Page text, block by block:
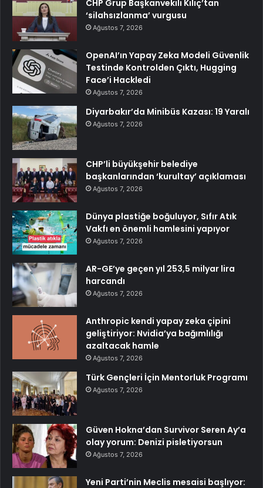
CHP Grup Başkanvekili Kılıç’tan
‘silahsızlanma’ vurgusu
Ağustos 7, 2026
OpenAI’ın Yapay Zeka Modeli Güvenlik
Testinde Kontrolden Çıktı, Hugging
Face’i Hackledi
Ağustos 7, 2026
Diyarbakır’da Minibüs Kazası: 19 Yaralı
Ağustos 7, 2026
CHP’li büyükşehir belediye
başkanlarından ‘kurultay’ açıklaması
Ağustos 7, 2026
Dünya plastiğe boğuluyor, Sıfır Atık
Vakfı en önemli hamlesini yapıyor
Ağustos 7, 2026
AR-GE’ye geçen yıl 253,5 milyar lira
harcandı
Ağustos 7, 2026
Anthropic kendi yapay zeka çipini
geliştiriyor: Nvidia’ya bağımlılığı
azaltacak hamle
Ağustos 7, 2026
Türk Gençleri İçin Mentorluk Programı
Ağustos 7, 2026
Güven Hokna’dan Survivor Seren Ay’a
olay yorum: Denizi pisletiyorsun
Ağustos 7, 2026
Yeni Parti’nin Meclis mesaisi başlıyor: